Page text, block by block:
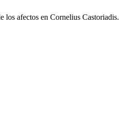
los afectos en Cornelius Castoriadis.